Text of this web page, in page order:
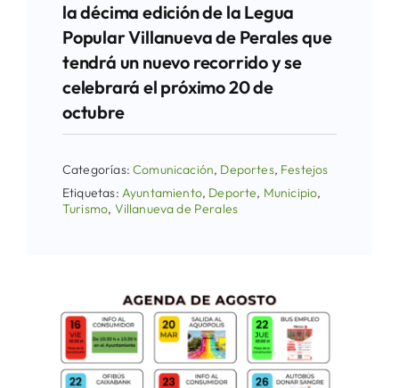
la décima edición de la Legua
Popular Villanueva de Perales que
tendrá un nuevo recorrido y se
celebrará el próximo 20 de
octubre
Categorías:Comunicación, Deportes, Festejos
Etiquetas: Ayuntamiento, Deporte, Municipio,
Turismo, Villanueva de Perales